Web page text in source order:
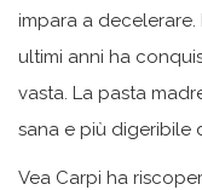
impara a
ultimi anni ha
vasta. La pasta
sana e più digeribile
Vea Carpi ha